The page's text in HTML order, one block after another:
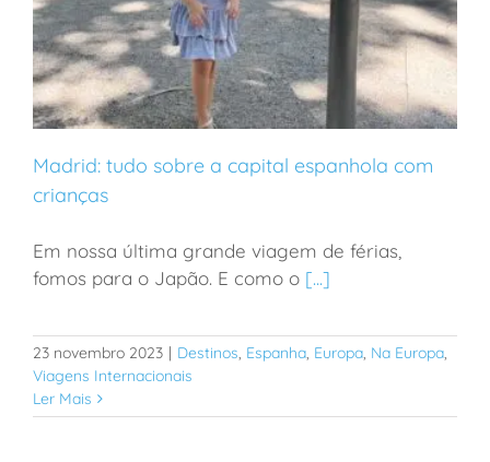
Madrid: tudo sobre a capital espanhola com crianças
Madrid: tudo sobre a capital espanhola com
crianças
Em nossa última grande viagem de férias,
fomos para o Japão. E como o [...]
23 novembro 2023 | Destinos, Espanha, Europa, Na Europa,
Viagens Internacionais
Ler Mais